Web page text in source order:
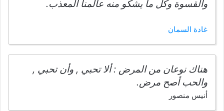
والقسوة وكل ما يشكو منه عالمنا المعذب.
غادة السمان
هناك نوعان من المرض : ألا تحبي , وأن تحبي ,
والحب أصح مرض.
أنيس منصور